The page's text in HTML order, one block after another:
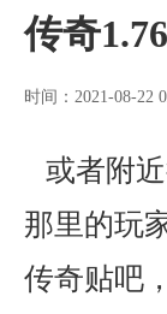
传奇
时间：2021-08-22
或者附
那里的玩
传奇贴吧